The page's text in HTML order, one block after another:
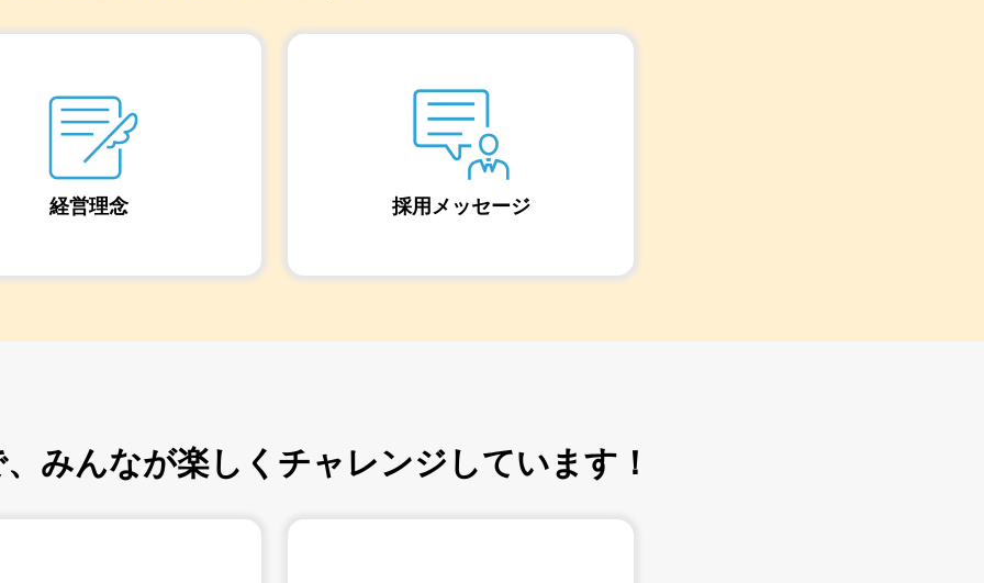
経営理念 採用メッセージ
みんなが楽しくチャレンジしています！